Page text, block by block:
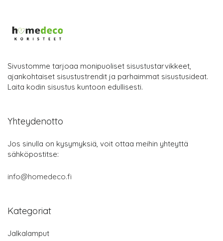
Sivustomme tarjoaa monipuoliset sisustustarvikkeet,
ajankohtaiset sisustustrendit ja parhaimmat sisustusideat.
Laita kodin sisustus kuntoon edullisesti.
Yhteydenotto
Jos sinulla on kysymyksiä, voit ottaa meihin yhteyttä
sähköpostitse:
info@homedeco.fi
Kategoriat
Jalkalamput